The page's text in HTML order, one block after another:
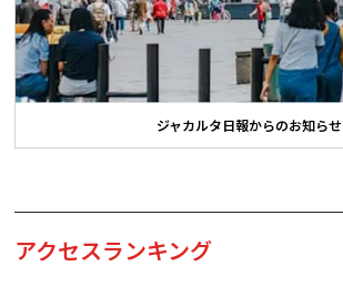
ジャカルタ日報からのお知らせ
アクセスランキング